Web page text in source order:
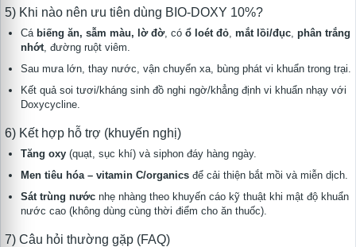
5) Khi nào nên ưu tiên dùng BIO-DOXY 10%?
Cá biếng ăn, sẫm màu, lờ đờ, có ổ loét đỏ, mắt lồi/đục, phân trắng
nhớt, đường ruột viêm.
Sau mưa lớn, thay nước, vận chuyển xa, bùng phát vi khuẩn trong trại.
Kết quả soi tươi/kháng sinh đồ nghi ngờ/khẳng định vi khuẩn nhạy với
Doxycycline.
6) Kết hợp hỗ trợ (khuyến nghị)
Tăng oxy (quạt, sục khí) và siphon đáy hàng ngày.
Men tiêu hóa – vitamin C/organics để cải thiện bắt mồi và miễn dịch.
Sát trùng nước nhẹ nhàng theo khuyến cáo kỹ thuật khi mật độ khuẩn
nước cao (không dùng cùng thời điểm cho ăn thuốc).
7) Câu hỏi thường gặp (FAQ)